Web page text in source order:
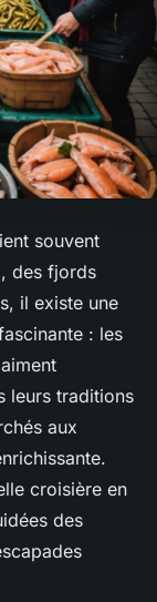
souvent
des fjords
il existe une
: les
leurs traditions
aux
croisière en
des